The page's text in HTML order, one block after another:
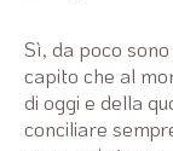
Sì, da poco
capito che al
di oggi e della
conciliare